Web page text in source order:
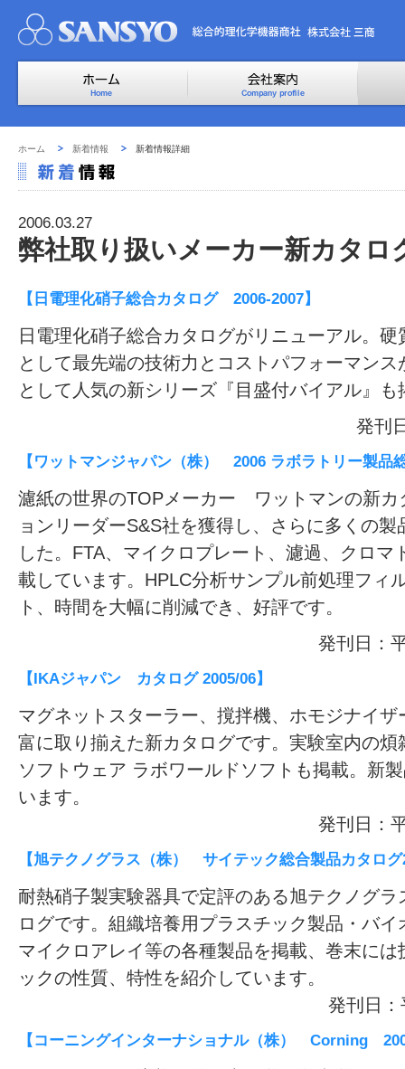
ホーム 新着情報 新着情報詳細
2006.03.27
弊社取り扱いメーカー新カタロ
【日電理化硝子総合カタログ 2006-2007】
日電理化硝子総合カタログがリニューアル。
として最先端の技術力とコストパフォーマン
として人気の新シリーズ『目盛付バイアル』
発刊
【ワットマンジャパン（株） 2006 ラボラトリー製品
濾紙の世界のTOPメーカー ワットマンの新カ
ョンリーダーS&S社を獲得し、さらに多くの
した。FTA、マイクロプレート、濾過、クロ
載しています。HPLC分析サンプル前処理フィ
ト、時間を大幅に削減でき、好評です。
発刊日：
【IKAジャパン カタログ 2005/06】
マグネットスターラー、撹拌機、ホモジナイ
富に取り揃えた新カタログです。実験室内の
ソフトウェア ラボワールドソフトも掲載。新
います。
発刊日：
【旭テクノグラス（株） サイテック総合製品カタログ
耐熱硝子製実験器具で定評のある旭テクノグ
ログです。組織培養用プラスチック製品・バ
マイクロアレイ等の各種製品を掲載、巻末に
ックの性質、特性を紹介しています。
発刊日
【コーニングインターナショナル（株） Corning